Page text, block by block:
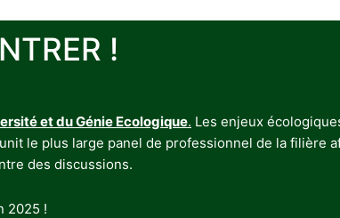
!
et du Génie Ecologique. Les enjeux
le plus large panel de professionnel de la filière
des discussions.
2025 !